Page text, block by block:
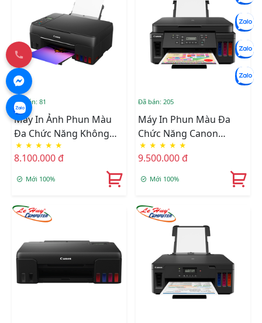
Đã bán: 81
Máy In Ảnh Phun Màu
Đa Chức Năng Không
Dây Canon PIXMA G670
★ ★ ★ ★ ★
8.100.000 đ
Mới 100%
Đã bán: 205
Máy In Phun Màu Đa
Chức Năng Canon
PIXMA G6070
★ ★ ★ ★ ★
9.500.000 đ
Mới 100%